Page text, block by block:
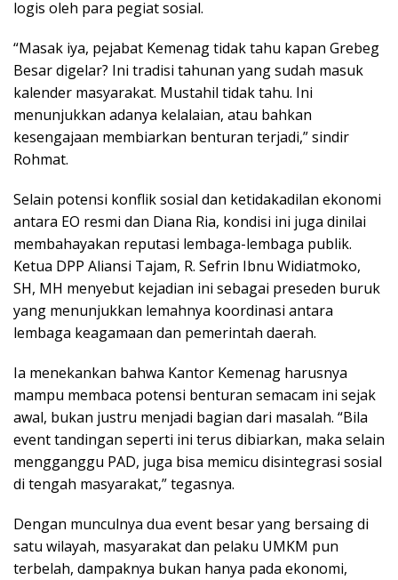
logis oleh para pegiat sosial.
“Masak iya, pejabat Kemenag tidak tahu kapan Grebeg
Besar digelar? Ini tradisi tahunan yang sudah masuk
kalender masyarakat. Mustahil tidak tahu. Ini
menunjukkan adanya kelalaian, atau bahkan
kesengajaan membiarkan benturan terjadi,” sindir
Rohmat.
Selain potensi konflik sosial dan ketidakadilan ekonomi
antara EO resmi dan Diana Ria, kondisi ini juga dinilai
membahayakan reputasi lembaga-lembaga publik.
Ketua DPP Aliansi Tajam, R. Sefrin Ibnu Widiatmoko,
SH, MH menyebut kejadian ini sebagai preseden buruk
yang menunjukkan lemahnya koordinasi antara
lembaga keagamaan dan pemerintah daerah.
Ia menekankan bahwa Kantor Kemenag harusnya
mampu membaca potensi benturan semacam ini sejak
awal, bukan justru menjadi bagian dari masalah. “Bila
event tandingan seperti ini terus dibiarkan, maka selain
mengganggu PAD, juga bisa memicu disintegrasi sosial
di tengah masyarakat,” tegasnya.
Dengan munculnya dua event besar yang bersaing di
satu wilayah, masyarakat dan pelaku UMKM pun
terbelah, dampaknya bukan hanya pada ekonomi,